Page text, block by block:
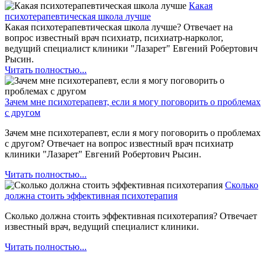
Какая
психотерапевтическая школа лучше
Какая психотерапевтическая школа лучше? Отвечает на
вопрос известный врач психиатр, психиатр-нарколог,
ведущий специалист клиники "Лазарет" Евгений Робертович
Рысин.
Читать полностью...
Зачем мне психотерапевт, если я могу поговорить о проблемах
с другом
Зачем мне психотерапевт, если я могу поговорить о проблемах
с другом? Отвечает на вопрос известный врач психиатр
клиники "Лазарет" Евгений Робертович Рысин.
Читать полностью...
Сколько
должна стоить эффективная психотерапия
Сколько должна стоить эффективная психотерапия? Отвечает
известный врач, ведущий специалист клиники.
Читать полностью...